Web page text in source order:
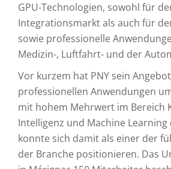
GPU-Technologien, sowohl für
Integrationsmarkt als auch für
sowie professionelle
Medizin-, Luftfahrt- und der
Vor kurzem hat PNY sein
professionellen Anwendungen
mit hohem Mehrwert im Bereich
Intelligenz und Machine
konnte sich damit als einer der
der Branche positionieren. Das